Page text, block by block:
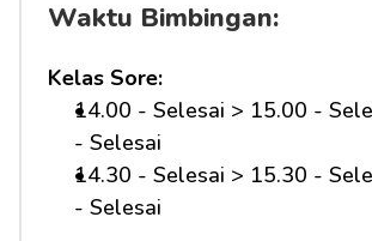
Waktu Bimbingan:
Kelas Sore:
14.00 - Selesai > 15.00 -
- Selesai
14.30 - Selesai > 15.30 -
- Selesai